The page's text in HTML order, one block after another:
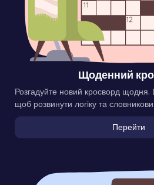
Щоденний
Розгадуйте новий кросворд щодня.
щоб розвинути логіку та
Перейти